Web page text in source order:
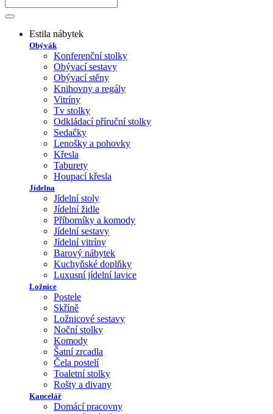
Estila nábytek
Obývák
Konferenční stolky
Obývací sestavy
Obývací stěny
Knihovny a regály
Vitríny
Tv stolky
Odkládací příruční stolky
Sedačky
Lenošky a pohovky
Křesla
Taburety
Houpací křesla
Jídelna
Jídelní stoly
Jídelní židle
Příborníky a komody
Jídelní sestavy
Jídelní vitríny
Barový nábytek
Kuchyňské doplňky
Luxusní jídelní lavice
Ložnice
Postele
Skříně
Ložnicové sestavy
Noční stolky
Komody
Šatní zrcadla
Čela postelí
Toaletní stolky
Rošty a divany
Kancelář
Domácí pracovny